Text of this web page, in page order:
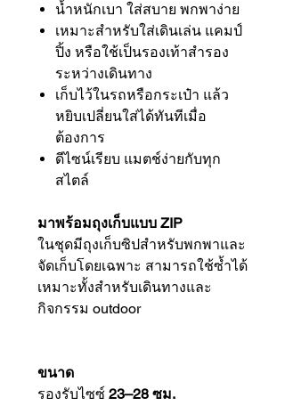
น้ำหนักเบา ใส่สบาย พกพาง่าย
เหมาะสำหรับใส่เดินเล่น แคมป์
ปิ้ง หรือใช้เป็นรองเท้าสำรอง
ระหว่างเดินทาง
เก็บไว้ในรถหรือกระเป๋า แล้ว
หยิบเปลี่ยนใส่ได้ทันทีเมื่อ
ต้องการ
ดีไซน์เรียบ แมตช์ง่ายกับทุก
สไตล์
มาพร้อมถุงเก็บแบบ ZIP
ในชุดมีถุงเก็บซิปสำหรับพกพาและ
จัดเก็บโดยเฉพาะ สามารถใช้ซ้ำได้
เหมาะทั้งสำหรับเดินทางและ
กิจกรรม outdoor
ขนาด
รองรับไซซ์ 23–28 ซม.